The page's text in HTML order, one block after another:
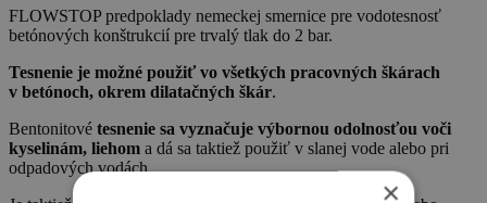
FLOWSTOP predpoklady nemeckej smernice pre vodotesnosť
betónových konštrukcií pre trvalý tlak do 2 bar.
Tesnenie je možné použiť vo všetkých pracovných škárach
v betónoch, okrem dilatačných škár.
Bentonitové tesnenie sa vyznačuje výbornou odolnosťou voči
kyselinám, liehom a dá sa taktiež použiť v slanej vode alebo pri
odpadových vodách.
×